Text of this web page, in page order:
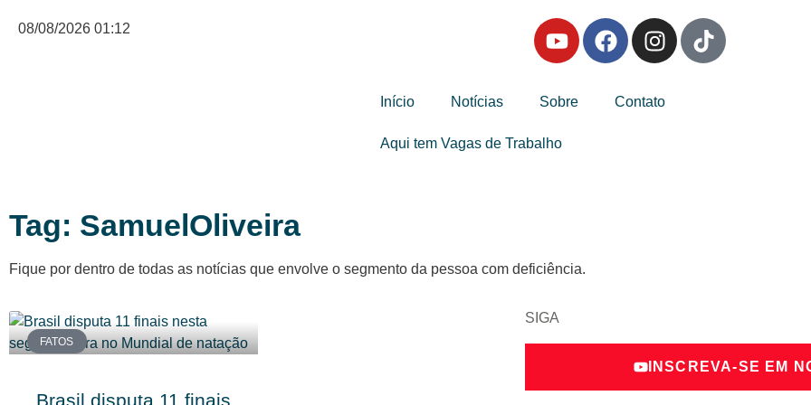
08/08/2026 01:12
Início Notícias Sobre Contato
Aqui tem Vagas de Trabalho
Tag: SamuelOliveira
Fique por dentro de todas as notícias que envolve o segmento da pessoa com deficiência.
FATOS
Brasil disputa 11 finais
SIGA
INSCREVA-SE EM